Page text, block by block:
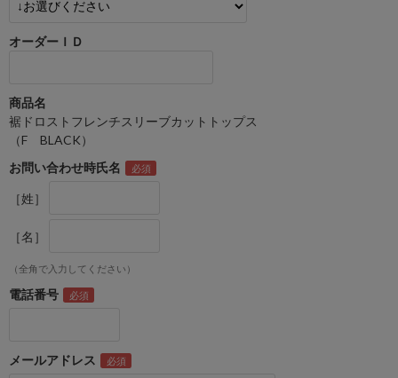
オーダーＩＤ
商品名
裾ドロストフレンチスリーブカットトップス
（F BLACK）
お問い合わせ時氏名
［姓］
［名］
（全角で入力してください）
電話番号
メールアドレス